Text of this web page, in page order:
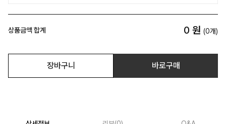
상품금액 합계 0 원 (0개)
장바구니 바로구매